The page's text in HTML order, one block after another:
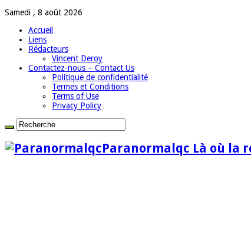
Samedi , 8 août 2026
Accueil
Liens
Rédacteurs
Vincent Deroy
Contactez-nous – Contact Us
Politique de confidentialité
Termes et Conditions
Terms of Use
Privacy Policy
Paranormalqc Là où la